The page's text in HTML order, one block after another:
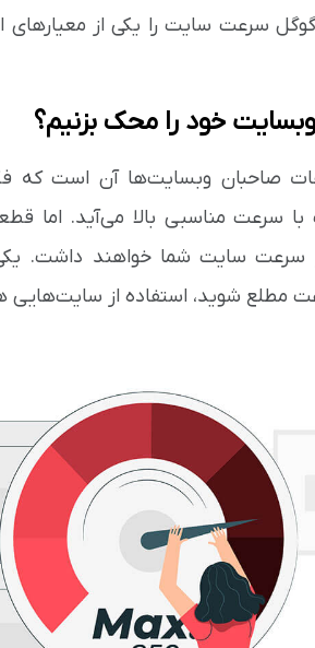
سرعت سایت را یکی از معیارهای
خود را محک بزنیم؟
صاحبان وبسایت‌ها آن است
سرعت مناسبی بالا می‌آید. اما
سرعت سایت شما خواهند داشت.
مطلع شوید، استفاده از